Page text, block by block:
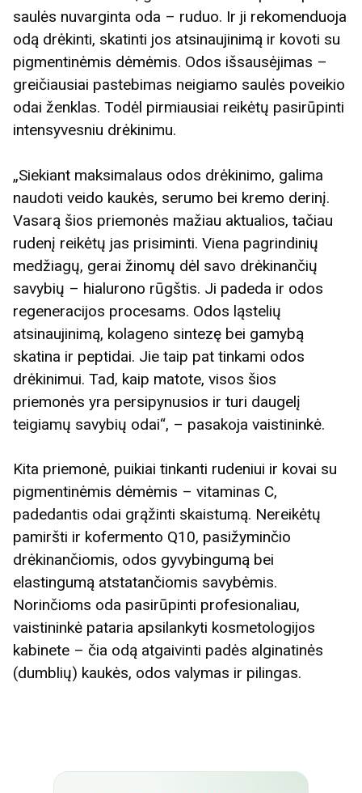
saulės nuvarginta oda – ruduo. Ir ji rekomenduoja
odą drėkinti, skatinti jos atsinaujinimą ir kovoti su
pigmentinėmis dėmėmis. Odos išsausėjimas –
greičiausiai pastebimas neigiamo saulės poveikio
odai ženklas. Todėl pirmiausiai reikėtų pasirūpinti
intensyvesniu drėkinimu.
„Siekiant maksimalaus odos drėkinimo, galima
naudoti veido kaukės, serumo bei kremo derinį.
Vasarą šios priemonės mažiau aktualios, tačiau
rudenį reikėtų jas prisiminti. Viena pagrindinių
medžiagų, gerai žinomų dėl savo drėkinančių
savybių – hialurono rūgštis. Ji padeda ir odos
regeneracijos procesams. Odos ląstelių
atsinaujinimą, kolageno sintezę bei gamybą
skatina ir peptidai. Jie taip pat tinkami odos
drėkinimui. Tad, kaip matote, visos šios
priemonės yra persipynusios ir turi daugelį
teigiamų savybių odai“, – pasakoja vaistininkė.
Kita priemonė, puikiai tinkanti rudeniui ir kovai su
pigmentinėmis dėmėmis – vitaminas C,
padedantis odai grąžinti skaistumą. Nereikėtų
pamiršti ir kofermento Q10, pasižyminčio
drėkinančiomis, odos gyvybingumą bei
elastingumą atstatančiomis savybėmis.
Norinčioms oda pasirūpinti profesionaliau,
vaistininkė pataria apsilankyti kosmetologijos
kabinete – čia odą atgaivinti padės alginatinės
(dumblių) kaukės, odos valymas ir pilingas.